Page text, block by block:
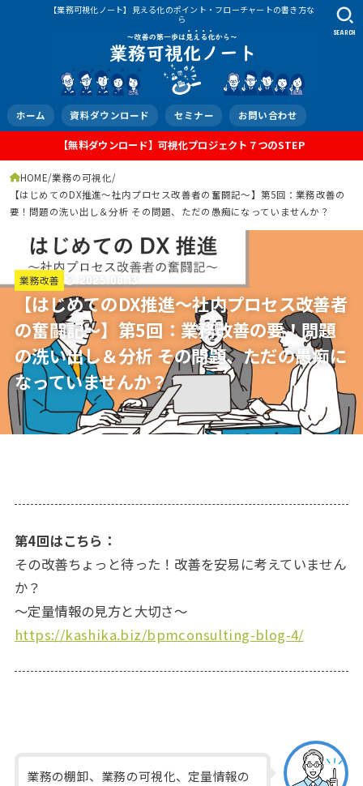
【業務可視化ノート】見える化のポイント・フローチャートの書き方な
ら
ホーム 資料ダウンロード セミナー お問い合わせ
SEARCH
【無料ダウンロード】可視化プロジェクト７つのSTEP
HOME 業務の可視化
【はじめてのDX推進～社内プロセス改善者の奮闘記～】第5回：業務改善の
要！問題の洗い出し＆分析 その問題、ただの愚痴になっていませんか？
業務改善 2025.08.13
【はじめてのDX推進～社内プロセス改善者
の奮闘記～】第5回：業務改善の要！問題
の洗い出し＆分析 その問題、ただの愚痴に
なっていませんか？
第4回はこちら：
その改善ちょっと待った！改善を安易に考えていません
か？
～定量情報の見方と大切さ～
https://kashika.biz/bpmconsulting-blog-4/
業務の棚卸、業務の可視化、定量情報の